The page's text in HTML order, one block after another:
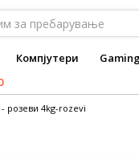
Компјутери
- розеви 4kg-rozevi